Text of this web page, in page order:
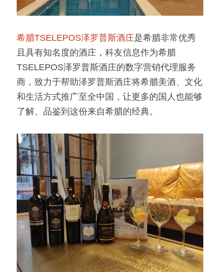
希腊TSELEPOS泽罗普斯酒庄是希腊非常优秀
且具有知名度的酒庄，科友信息作为希腊
TSELEPOS泽罗普斯酒庄的数字营销代理服务
商，致力于帮助泽罗普斯酒庄将希腊美酒、文化
和生活方式推广至全中国，让更多的国人也能够
了解、品鉴到这份来自希腊的经典。